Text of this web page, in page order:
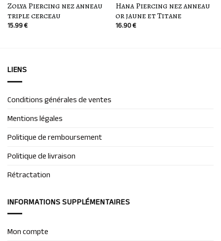
Zolya Piercing nez anneau
triple cerceau
15.99€
Hana Piercing nez anneau
or jaune et Titane
16.90€
LIENS
Conditions générales de ventes
Mentions légales
Politique de remboursement
Politique de livraison
Rétractation
INFORMATIONS SUPPLÉMENTAIRES
Mon compte